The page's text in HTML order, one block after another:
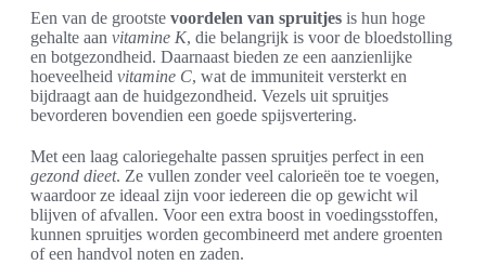
Een van de grootste voordelen van spruitjes is hun hoge
gehalte aan vitamine K, die belangrijk is voor de bloedstolling
en botgezondheid. Daarnaast bieden ze een aanzienlijke
hoeveelheid vitamine C, wat de immuniteit versterkt en
bijdraagt aan de huidgezondheid. Vezels uit spruitjes
bevorderen bovendien een goede spijsvertering.
Met een laag caloriegehalte passen spruitjes perfect in een
gezond dieet. Ze vullen zonder veel calorieën toe te voegen,
waardoor ze ideaal zijn voor iedereen die op gewicht wil
blijven of afvallen. Voor een extra boost in voedingsstoffen,
kunnen spruitjes worden gecombineerd met andere groenten
of een handvol noten en zaden.